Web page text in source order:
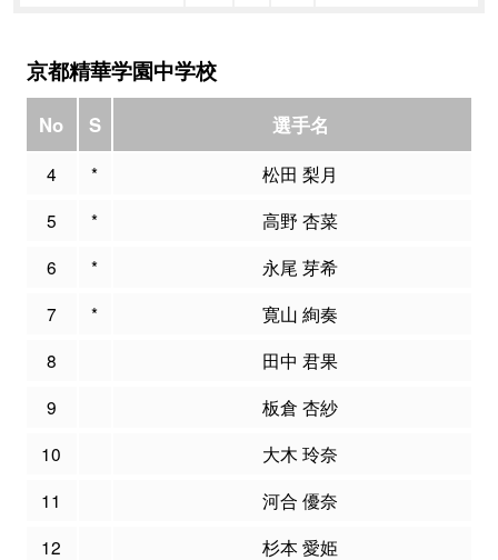
京都精華学園中学校
No S 選手名
4 *
松田 梨月
5
*
高野 杏菜
6
*
永尾 芽希
7
*
寛山 絢奏
8
田中 君果
9
板倉 杏紗
10
大木 玲奈
11
河合 優奈
12
杉本 愛姫